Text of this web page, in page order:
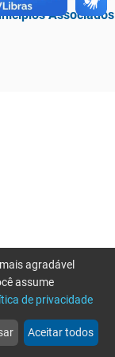
Associados
more_horiz
Mais
agradável
assume
de privacidade
Aceitar todos